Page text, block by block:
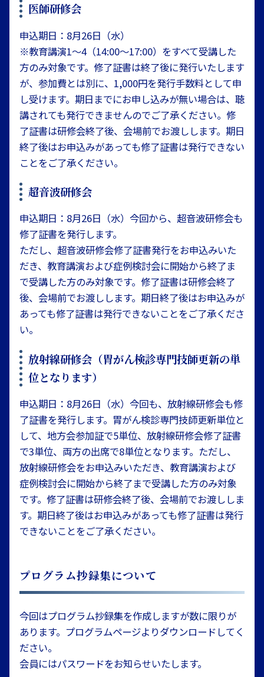
医師研修会
申込期日：8月26日（水）
※教育講演1～4（14:00～17:00）をすべて受講した
方のみ対象です。修了証書は終了後に発行いたします
が、参加費とは別に、1,000円を発行手数料として申
し受けます。期日までにお申し込みが無い場合は、聴
講されても発行できませんのでご了承ください。修
了証書は研修会終了後、会場前でお渡しします。期日
終了後はお申込みがあっても修了証書は発行できない
ことをご了承ください。
超音波研修会
申込期日：8月26日（水）今回から、超音波研修会も
修了証書を発行します。
ただし、超音波研修会修了証書発行をお申込みいた
だき、教育講演および症例検討会に開始から終了ま
で受講した方のみ対象です。修了証書は研修会終了
後、会場前でお渡しします。期日終了後はお申込みが
あっても修了証書は発行できないことをご了承くださ
い。
放射線研修会（胃がん検診専門技師更新の単
位となります）
申込期日：8月26日（水）今回も、放射線研修会も修
了証書を発行します。胃がん検診専門技師更新単位と
して、地方会参加証で5単位、放射線研修会修了証書
で3単位、両方の出席で8単位となります。ただし、
放射線研修会をお申込みいただき、教育講演および
症例検討会に開始から終了まで受講した方のみ対象
です。修了証書は研修会終了後、会場前でお渡ししま
す。期日終了後はお申込みがあっても修了証書は発行
できないことをご了承ください。
プログラム抄録集について
今回はプログラム抄録集を作成しますが数に限りが
あります。プログラムページよりダウンロードしてく
ださい。
会員にはパスワードをお知らせいたします。